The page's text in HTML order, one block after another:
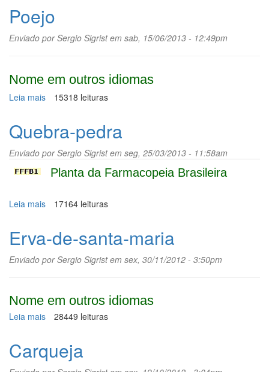
Poejo
Enviado porSergio Sigristem sab, 15/06/2013 - 12:49pm
Nome em outros idiomas
Leia mais sobre
15318 leituras
Quebra-pedra
Enviado porSergio Sigristem seg, 25/03/2013 - 11:58am
Planta da Farmacopeia Brasileira
Leia mais sobre
17164 leituras
Erva-de-santa-maria
Enviado porSergio Sigristem sex, 30/11/2012 - 3:50pm
Nome em outros idiomas
Leia mais sobre
santa-
maria
28449 leituras
Carqueja